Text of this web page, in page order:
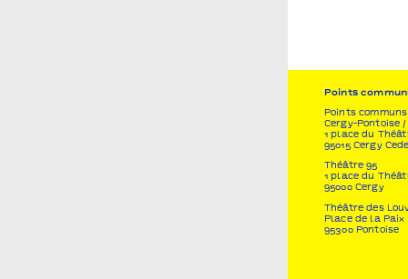
Points
Points
Cergy-Pontoise /
1 place du
95015 Cergy
Théâtre 95
1 place du
95000 Cergy
Théâtre des
Place de la Paix
95300 Pontoise